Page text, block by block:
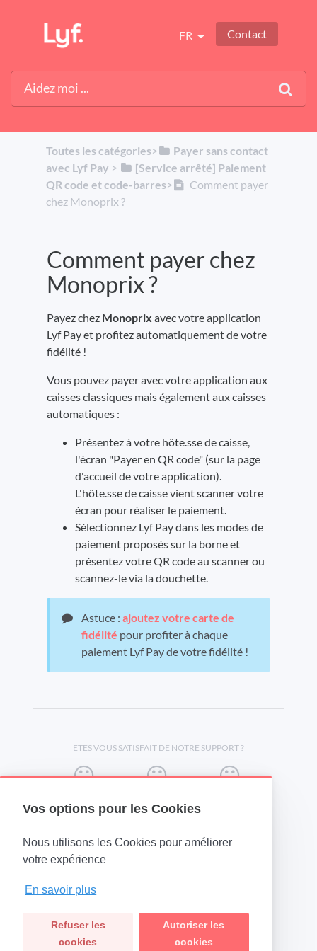
Vos options pour les Cookies
Nous utilisons les Cookies pour améliorer
votre expérience
En savoir plus
Refuser les
cookies
Autoriser les
cookies
FR Contact
Toutes les catégories​>​
​Payer sans contact
avec Lyf Pay ​ > ​
​[Service arrêté] Paiement
QR code et code-barres​>​
Comment payer
chez Monoprix ?
Comment payer chez
Monoprix ?
Payez chez Monoprix avec votre application
Lyf Pay et profitez automatiquement de votre
fidélité !
Vous pouvez payer avec votre application aux
caisses classiques mais également aux caisses
automatiques :
Présentez à votre hôte.sse de caisse,
l'écran "Payer en QR code" (sur la page
d'accueil de votre application).
L'hôte.sse de caisse vient scanner votre
écran pour réaliser le paiement.
Sélectionnez Lyf Pay dans les modes de
paiement proposés sur la borne et
présentez votre QR code au scanner ou
scannez-le via la douchette.
Astuce : ajoutez votre carte de
fidélité pour profiter à chaque
paiement Lyf Pay de votre fidélité !
ETES VOUS SATISFAIT DE NOTRE SUPPORT ?